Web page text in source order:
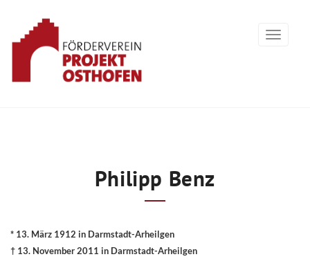
Philipp Benz
* 13. März 1912 in Darmstadt-Arheilgen
† 13. November 2011 in Darmstadt-Arheilgen